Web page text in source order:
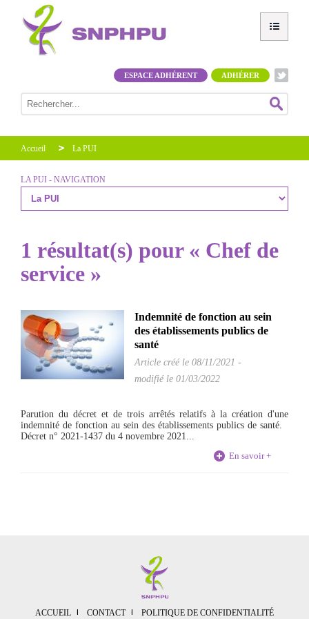
ADHÉRER
ESPACE ADHÉRENT
Accueil La PUI
LA PUI - NAVIGATION
1 résultat(s) pour « Chef de
service »
Indemnité de fonction au sein
des établissements publics de
santé
Article créé le 08/11/2021 -
modifié le 01/03/2022
Parution du décret et de trois arrêtés relatifs à la création d'une
indemnité de fonction au sein des établissements publics de santé.
Décret n° 2021-1437 du 4 novembre 2021...
En savoir +
ACCUEIL CONTACT POLITIQUE DE CONFIDENTIALITÉ